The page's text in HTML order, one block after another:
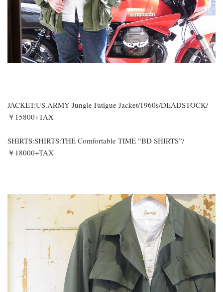
JACKET:US.ARMY Jungle Fatigue Jacket/1960s/DEADSTOCK/
￥15800+TAX
SHIRTS:SHIRTS:THE Comfortable TIME “BD SHIRTS”/
￥18000+TAX